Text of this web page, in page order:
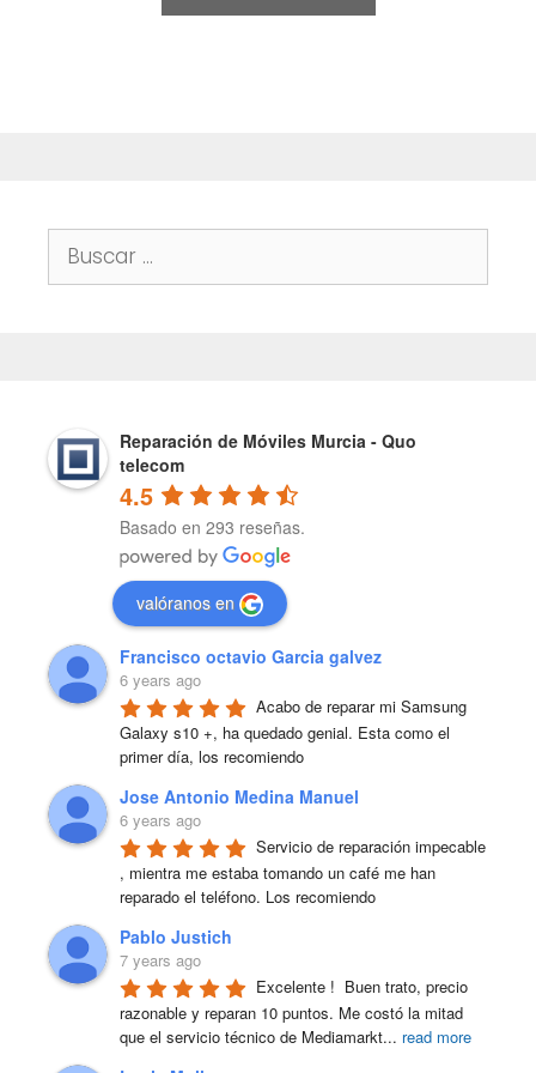
5
Buscar:
Reparación de Móviles Murcia - Quo
telecom
4.5
Basado en 293 reseñas.
valóranos en
Francisco octavio Garcia galvez
6 years ago
Acabo de reparar mi Samsung
Galaxy s10 +, ha quedado genial. Esta como el
primer día, los recomiendo
Jose Antonio Medina Manuel
6 years ago
Servicio de reparación impecable
, mientra me estaba tomando un café me han
reparado el teléfono. Los recomiendo
Pablo Justich
7 years ago
Excelente !  Buen trato, precio
razonable y reparan 10 puntos. Me costó la mitad
que el servicio técnico de Mediamarkt... read more